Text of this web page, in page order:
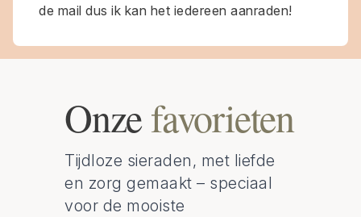
de mail dus ik kan het iedereen aanraden!
Onzefavorieten
Tijdloze sieraden, met liefde
en zorg gemaakt – speciaal
voor de mooiste